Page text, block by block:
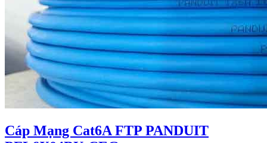
Cáp Mạng Cat6A FTP PANDUIT